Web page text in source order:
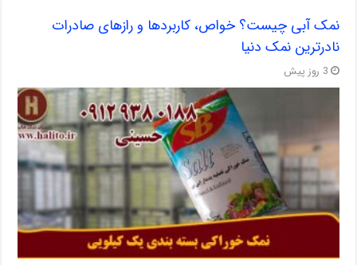
نمک آبی چیست؟ خواص، کاربردها و رازهای صادرات
نادرترین نمک دنیا
3 روز پیش